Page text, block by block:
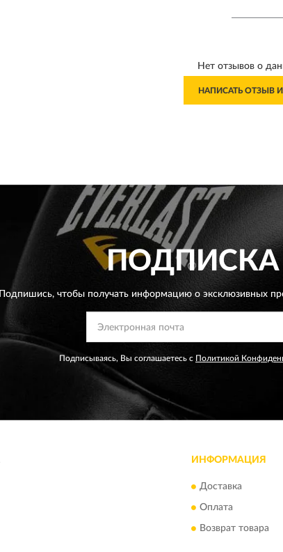
Нет отзывов о
НАПИСАТЬ ОТЗЫВ
ПОДПИСКА
Подпишись, чтобы получать информацию о эксклюзивных
Подписываясь, Вы соглашаетесь с Политикой
ИНФОРМАЦИЯ
Доставка
Оплата
Возврат товара